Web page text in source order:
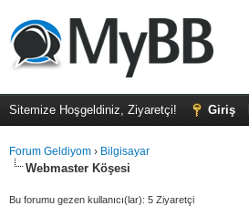
Sitemize Hoşgeldiniz, Ziyaretçi! Giriş
Forum Geldiyom › Bilgisayar
Webmaster Köşesi
Bu forumu gezen kullanıcı(lar): 5 Ziyaretçi